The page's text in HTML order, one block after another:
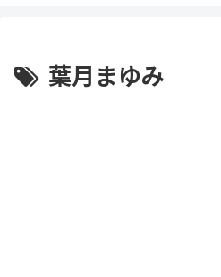
葉月まゆみ